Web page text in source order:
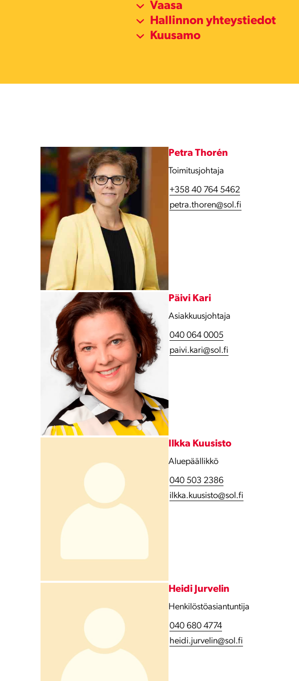
Vaasa
Hallinnon yhteystiedot
Kuusamo
Petra Thorén
Toimitusjohtaja
+358 40 764 5462
petra.thoren@sol.fi
Päivi Kari
Asiakkuusjohtaja
040 064 0005
paivi.kari@sol.fi
Ilkka Kuusisto
Aluepäällikkö
040 503 2386
ilkka.kuusisto@sol.fi
Heidi Jurvelin
Henkilöstöasiantuntija
040 680 4774
heidi.jurvelin@sol.fi